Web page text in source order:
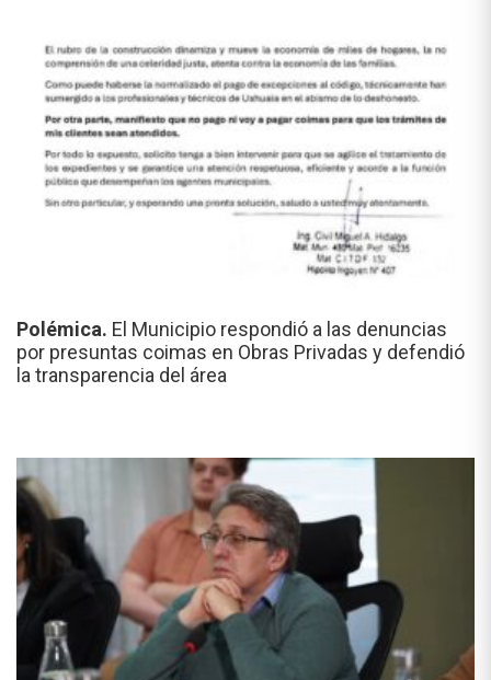
Polémica. El Municipio respondió a las denuncias
por presuntas coimas en Obras Privadas y defendió
la transparencia del área